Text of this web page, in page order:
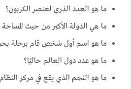
ما هو العدد الذري لعنصر الكربون؟
ما هي الدولة الأكبر من حيث المساحة
ما هو اسم أول شخص قام برحلة
ما هو عدد دول العالم حاليًا؟
ما هو النجم الذي يقع في مركز